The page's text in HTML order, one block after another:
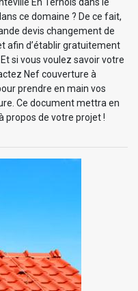
ce domaine ? De ce fait,
devis changement de
afin d’établir gratuitement
si vous voulez savoir votre
Nef couverture à
prendre en main vos
Ce document mettra en
propos de votre projet !